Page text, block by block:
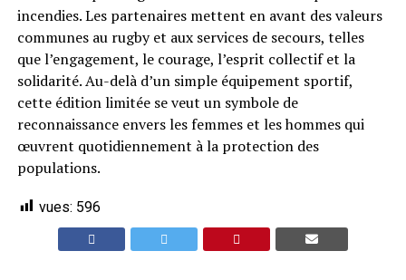
incendies. Les partenaires mettent en avant des valeurs
communes au rugby et aux services de secours, telles
que l’engagement, le courage, l’esprit collectif et la
solidarité. Au-delà d’un simple équipement sportif,
cette édition limitée se veut un symbole de
reconnaissance envers les femmes et les hommes qui
œuvrent quotidiennement à la protection des
populations.
vues: 596